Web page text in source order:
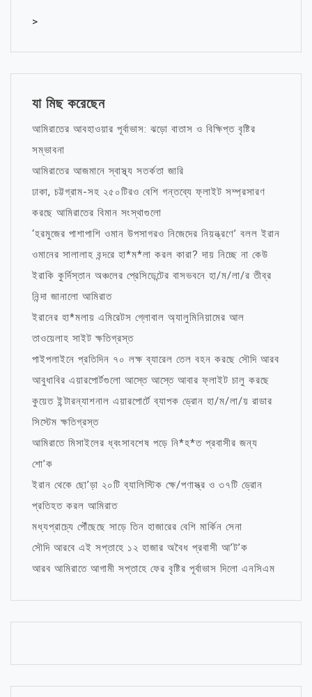
>
যা মিছ করেছেন
আমিরাতের আবহাওয়ার পূর্বাভাস: ঝড়ো বাতাস ও বিক্ষিপ্ত বৃষ্টির
সম্ভাবনা
আমিরাতের আজমানে স্বাস্থ্য সতর্কতা জারি
ঢাকা, চট্টগ্রাম-সহ ২৫০টিরও বেশি গন্তব্যে ফ্লাইট সম্প্রসারণ
করছে আমিরাতের বিমান সংস্থাগুলো
‘হরমুজের পাশাপাশি ওমান উপসাগরও নিজেদের নিয়ন্ত্রণে’ বলল ইরান
ওমানের সালালাহ বন্দরে হা*ম*লা করল কারা? দায় নিচ্ছে না কেউ
ইরাকি কুর্দিস্তান অঞ্চলের প্রেসিডেন্টের বাসভবনে হা/ম/লা/র তীব্র
নিন্দা জানালো আমিরাত
ইরানের হা*মলায় এমিরেটস গ্লোবাল অ্যালুমিনিয়ামের আল
তাওয়েলাহ সাইট ক্ষতিগ্রস্ত
পাইপলাইনে প্রতিদিন ৭০ লক্ষ ব্যারেল তেল বহন করছে সৌদি আরব
আবুধাবির এয়ারপোর্টগুলো আস্তে আস্তে আবার ফ্লাইট চালু করছে
কুয়েত ইন্টারন্যাশনাল এয়ারপোর্টে ব্যাপক ড্রোন হা/ম/লা/য় রাডার
সিস্টেম ক্ষতিগ্রস্ত
আমিরাতে মিসাইলের ধ্বংসাবশেষ পড়ে নি*হ*ত প্রবাসীর জন্য
শো’ক
ইরান থেকে ছো’ড়া ২০টি ব্যালিস্টিক ক্ষে/পণাস্ত্র ও ৩৭টি ড্রোন
প্রতিহত করল আমিরাত
মধ্যপ্রাচ্যে পৌঁছেছে সাড়ে তিন হাজারের বেশি মার্কিন সেনা
সৌদি আরবে এই সপ্তাহে ১২ হাজার অবৈধ প্রবাসী আ’ট’ক
আরব আমিরাতে আগামী সপ্তাহে ফের বৃষ্টির পূর্বাভাস দিলো এনসিএম